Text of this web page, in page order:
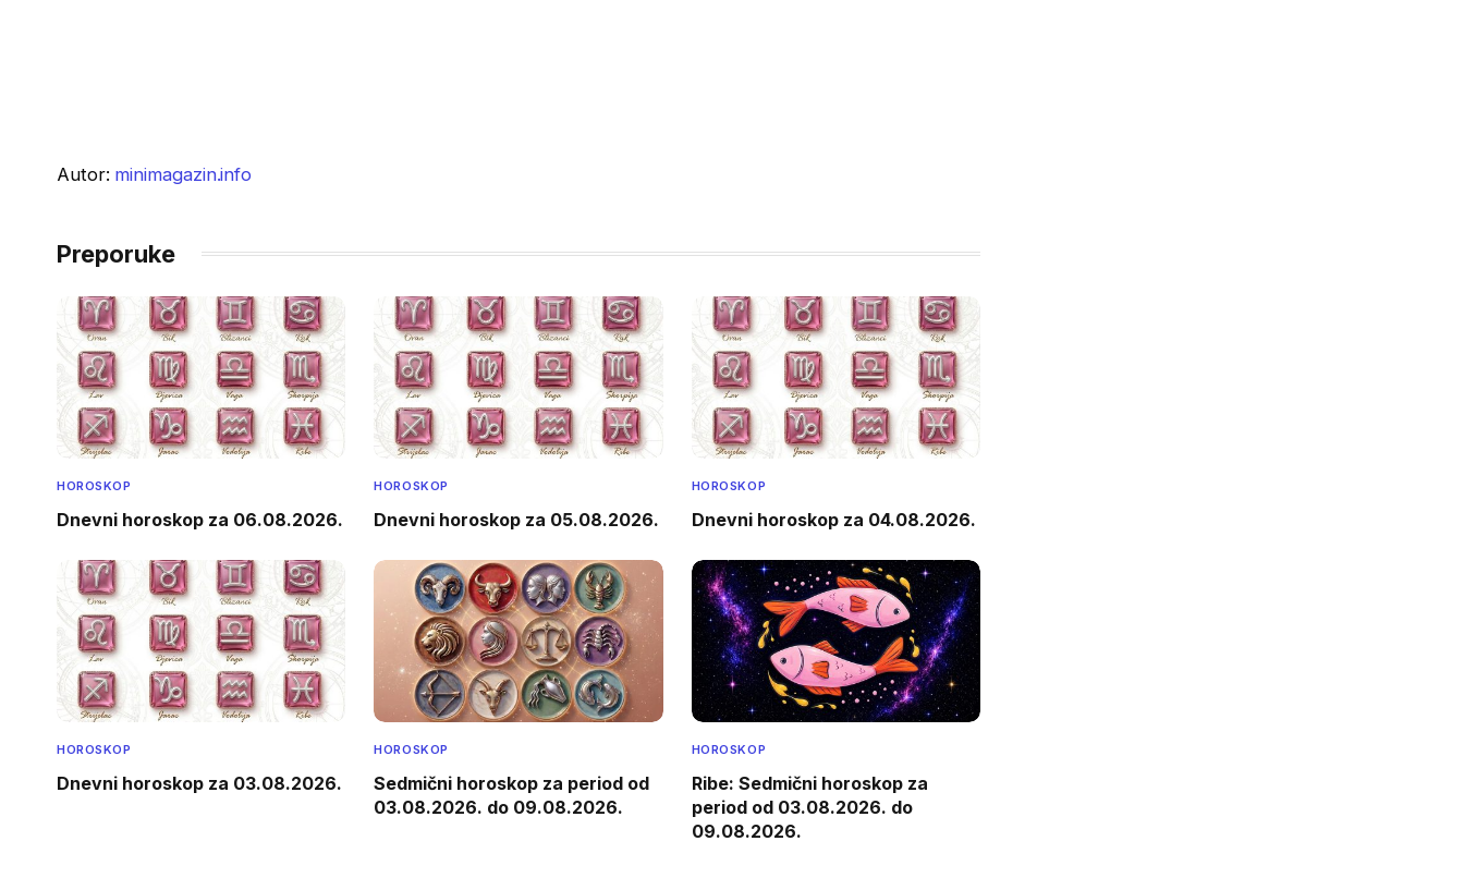
Autor: minimagazin.info
Preporuke
HOROSKOP
Dnevni horoskop za 06.08.2026.
HOROSKOP
Dnevni horoskop za 05.08.2026.
HOROSKOP
Dnevni horoskop za 04.08.2026.
HOROSKOP
Dnevni horoskop za 03.08.2026.
HOROSKOP
Sedmični horoskop za period od
03.08.2026. do 09.08.2026.
HOROSKOP
Ribe: Sedmični horoskop za
period od 03.08.2026. do
09.08.2026.